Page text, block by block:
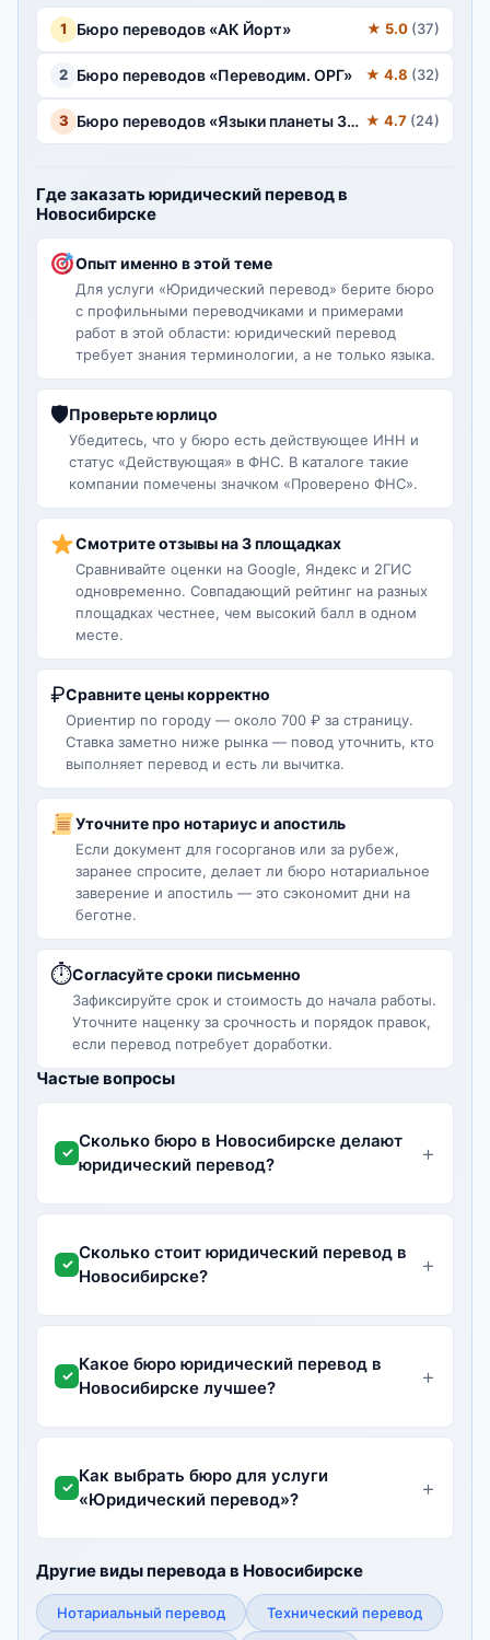
1 Бюро переводов «АК Йорт» ★ 5.0 (37)
2 Бюро переводов «Переводим. ОРГ» ★ 4.8 (32)
3 Бюро переводов «Языки планеты Земля» ★ 4.7 (24)
Где заказать юридический перевод в
Новосибирске
Опыт именно в этой теме
Для услуги «Юридический перевод» берите бюро
с профильными переводчиками и примерами
работ в этой области: юридический перевод
требует знания терминологии, а не только языка.
🛡Проверьте юрлицо
Убедитесь, что у бюро есть действующее ИНН и
статус «Действующая» в ФНС. В каталоге такие
компании помечены значком «Проверено ФНС».
Смотрите отзывы на 3 площадках
Сравнивайте оценки на Google, Яндекс и 2ГИС
одновременно. Совпадающий рейтинг на разных
площадках честнее, чем высокий балл в одном
месте.
₽Сравните цены корректно
Ориентир по городу — около 700 ₽ за страницу.
Ставка заметно ниже рынка — повод уточнить, кто
выполняет перевод и есть ли вычитка.
Уточните про нотариус и апостиль
Если документ для госорганов или за рубеж,
заранее спросите, делает ли бюро нотариальное
заверение и апостиль — это сэкономит дни на
беготне.
⏱Согласуйте сроки письменно
Зафиксируйте срок и стоимость до начала работы.
Уточните наценку за срочность и порядок правок,
если перевод потребует доработки.
Частые вопросы
Сколько бюро в Новосибирске делают
юридический перевод?
Сколько стоит юридический перевод в
Новосибирске?
Какое бюро юридический перевод в
Новосибирске лучшее?
Как выбрать бюро для услуги
«Юридический перевод»?
Другие виды перевода в Новосибирске
Нотариальный перевод Технический перевод